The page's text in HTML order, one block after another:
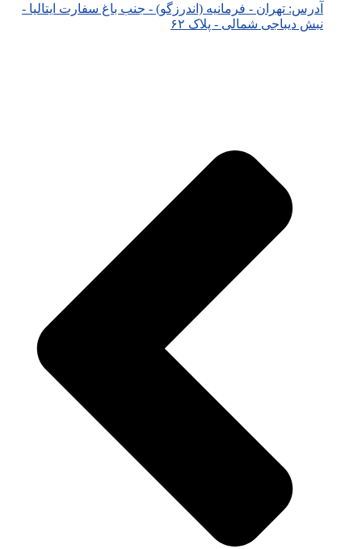
آدرس: تهران - فرمانیه (اندرزگو) - جنب باغ سفارت ایتالیا -
نبش دیباجی شمالی - پلاک ۶۲